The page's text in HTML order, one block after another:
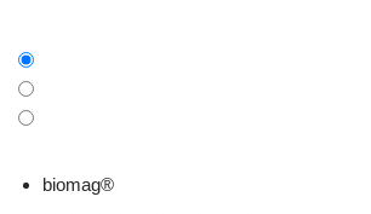
biomag®